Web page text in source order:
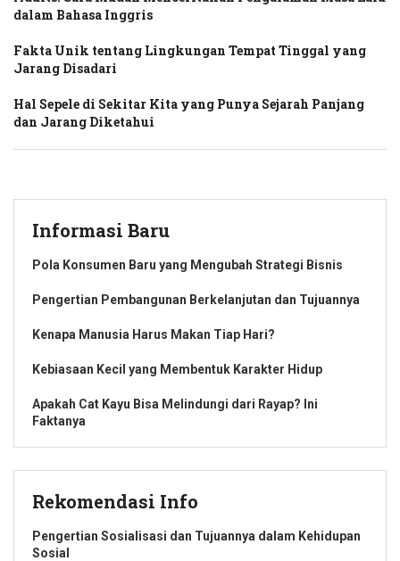
dalam Bahasa Inggris
Fakta Unik tentang Lingkungan Tempat Tinggal yang
Jarang Disadari
Hal Sepele di Sekitar Kita yang Punya Sejarah Panjang
dan Jarang Diketahui
Informasi Baru
Pola Konsumen Baru yang Mengubah Strategi Bisnis
Pengertian Pembangunan Berkelanjutan dan Tujuannya
Kenapa Manusia Harus Makan Tiap Hari?
Kebiasaan Kecil yang Membentuk Karakter Hidup
Apakah Cat Kayu Bisa Melindungi dari Rayap? Ini
Faktanya
Rekomendasi Info
Pengertian Sosialisasi dan Tujuannya dalam Kehidupan
Sosial